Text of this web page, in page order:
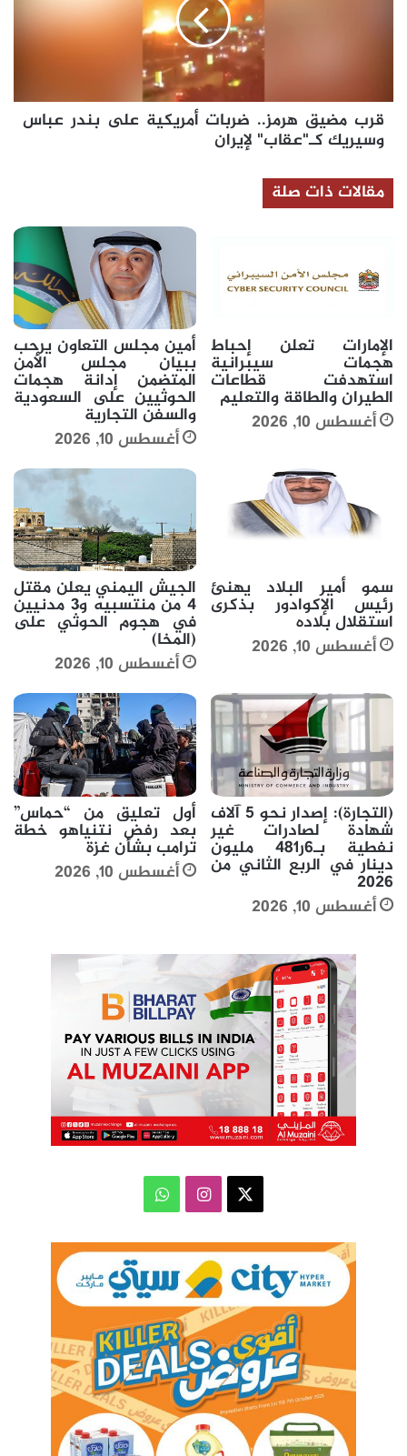
وسيريك
كـ"عقاب"
لإيران
قرب مضيق هرمز.. ضربات أمريكية على بندر عباس
وسيريك كـ"عقاب" لإيران
مقالات ذات صلة
الإمارات تعلن إحباط
هجمات سيبرانية
استهدفت قطاعات
الطيران والطاقة والتعليم
أغسطس 10, 2026
أمين مجلس التعاون يرحب
ببيان مجلس الأمن
المتضمن إدانة هجمات
الحوثيين على السعودية
والسفن التجارية
أغسطس 10, 2026
سمو أمير البلاد يهنئ
رئيس الإكوادور بذكرى
استقلال بلاده
أغسطس 10, 2026
الجيش اليمني يعلن مقتل
4 من منتسبيه و3 مدنيين
في هجوم الحوثي على
(المخا)
أغسطس 10, 2026
(التجارة): إصدار نحو 5 آلاف
شهادة لصادرات غير
نفطية بـ6ر481 مليون
دينار في الربع الثاني من
2026
أغسطس 10, 2026
أول تعليق من “حماس”
بعد رفض نتنياهو خطة
ترامب بشأن غزة
أغسطس 10, 2026
انستقرامواتساب